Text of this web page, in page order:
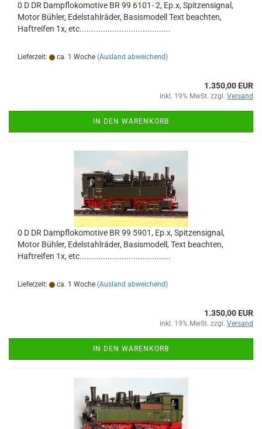
0 D DR Dampflokomotive BR 99 6101- 2, Ep.x, Spitzensignal,
Motor Bühler, Edelstahlräder, Basismodell Text beachten,
Haftreifen 1x, etc.......................................
Lieferzeit: ca. 1 Woche (Ausland abweichend)
1.350,00 EUR
inkl. 19% MwSt. zzgl. Versand
IN DEN WARENKORB
0 D DR Dampflokomotive BR 99 5901, Ep.x, Spitzensignal,
Motor Bühler, Edelstahlräder, Basismodell, Text beachten,
Haftreifen 1x, etc.......................................
Lieferzeit: ca. 1 Woche (Ausland abweichend)
1.350,00 EUR
inkl. 19% MwSt. zzgl. Versand
IN DEN WARENKORB